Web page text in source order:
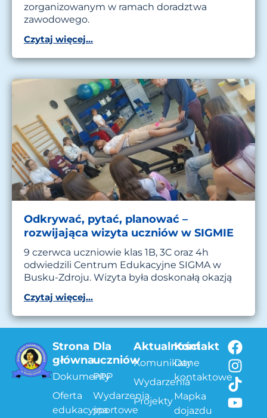
zorganizowanym w ramach doradztwa
zawodowego.
Czytaj więcej...
Odkrywać, pytać, planować –
rozwijająca wizyta uczniów w SIGMIE
9 czerwca uczniowie klas 1B, 3C oraz 4h
odwiedzili Centrum Edukacyjne SIGMA w
Busku-Zdroju. Wizyta była doskonałą okazją
Czytaj więcej...
Strona
główna
Dokumenty
Oferta
edukacyjna
Dla
uczniów
PPP
Wydarzenia
sportowe
Aktualności
Komunikaty
Wydarzenia
Projekty
Kontakt
Dane
kontaktowe
Mapka
dojazdu